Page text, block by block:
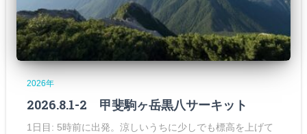
2026年
2026.8.1-2 甲斐駒ヶ岳黒八サーキット
1日目: 5時前に出発。涼しいうちに少しでも標高を上げて